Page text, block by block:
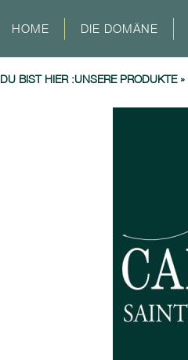
HOME DIE DOMÄNE
DU BIST HIER :UNSERE PRODUKTE»